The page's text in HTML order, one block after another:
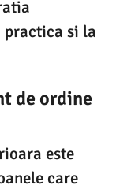
practica si la
de ordine
este
care